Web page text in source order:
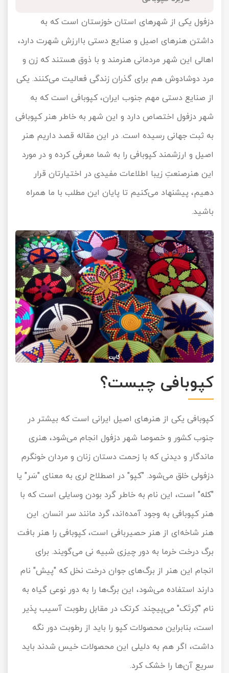
دزفول یکی از شهرهای استان خوزستان است که به
داشتن هنرهای اصیل و صنایع دستی باارزش شهرت دارد،
اهالی این شهر مردمانی هنرمند و با ذوق هستند که زن و
مرد دوشادوش هم برای گذران زندگی فعالیت می‌کنند. یکی
از صنایع دستی مهم جنوب ایران، کپوبافی است که به
شهر دزفول اختصاص دارد و این شهر به خاطر هنر کپوبافی
به ثبت جهانی رسیده است. در این مقاله قصد داریم هنر
اصیل و ارزشمند کپوبافی را به شما معرفی کرده و در مورد
این هنرصنعتِ زیبا اطلاعات مفیدی در اختیارتان قرار
دهیم، پیشنهاد می‌کنیم تا پایان این مطلب با ما همراه
باشید.
کپوبافی چیست؟
کپوبافی یکی از هنرهای اصیل ایرانی است که بیشتر در
جنوب کشور و خصوصا شهر دزفول انجام می‌شود، هنری
ماندگار و دیدنی که با زحمت دستان زنان و مردان خونگرم
دزفولی خلق می‌شود. "کپو" در اصطلاح لری به معنای "سَر" یا
"کله" است، این نام به خاطر گرد بودن وسایلی است که با
هنر کپوبافی به وجود آمده‌اند، گرد مانند سر انسان. این
هنر شاخه‌ای از هنر حصیربافی است، کپوبافی را هنر بافت
برگ درخت خرما به دور چیزی شبیه نی می‌گویند. برای
انجام این هنر از برگ‌های جوان درخت نخل که "پیش" نام
دارند استفاده می‌شود، این برگ‌ها را به دور نوعی گیاه به
نام "کِرتَک" می‌پیچند. کرتک در مقابل رطوبت آسیب پذیر
است، بنابراین محصولات کپو را باید از رطوبت دور نگه
داشت، اگر هم به دلیلی این محصولات خیس شدند باید
سریع آن‌ها را خشک کرد.
تور کویر مرنجاب
تور طبس
تور کویر مصر
تور کویر ابوزیدآباد
تور ماسوله
تور مرداب سراوان
تور سوباتان
تور چابهار
تور مرداب هسل
تور کاشان
تور اصفهان
تور ترکمن صحرا
تور آفرود
اقساطی
اقساطی
تور سنگاپور اقساطی
تور مالدیو
تور زیارتی اقساطی